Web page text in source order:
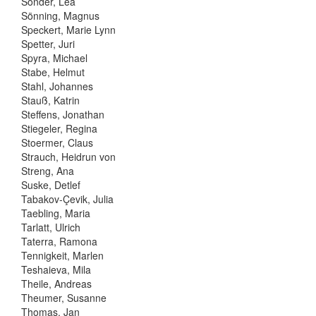
Sönning, Magnus
Speckert, Marie Lynn
Spetter, Juri
Spyra, Michael
Stabe, Helmut
Stahl, Johannes
Stauß, Katrin
Steffens, Jonathan
Stiegeler, Regina
Stoermer, Claus
Strauch, Heidrun von
Streng, Ana
Suske, Detlef
Tabakov-Çevik, Julia
Taebling, Maria
Tarlatt, Ulrich
Taterra, Ramona
Tennigkeit, Marlen
Teshaieva, Mila
Theile, Andreas
Theumer, Susanne
Thomas, Jan